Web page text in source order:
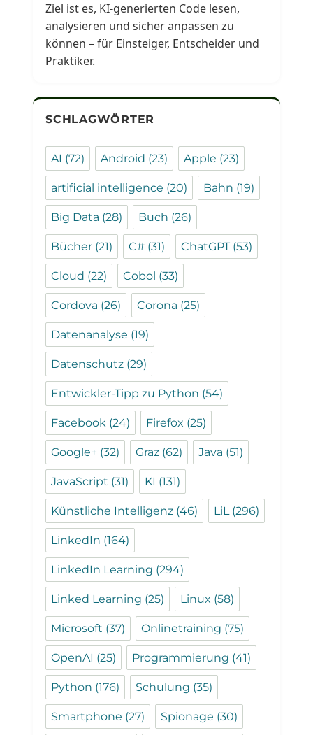
Ziel ist es, KI-generierten Code lesen,
analysieren und sicher anpassen zu
können – für Einsteiger, Entscheider und
Praktiker.
SCHLAGWÖRTER
AI (72) Android (23) Apple (23)
artificial intelligence (20) Bahn (19)
Big Data (28) Buch (26)
Bücher (21) C# (31) ChatGPT(53)
Cloud (22) Cobol (33)
Cordova (26) Corona (25)
Datenanalyse (19)
Datenschutz (29)
Entwickler-Tipp zu Python (54)
Facebook (24) Firefox (25)
Google+ (32) Graz (62) Java (51)
JavaScript (31) KI (131)
Künstliche Intelligenz (46) LiL(296)
LinkedIn (164)
LinkedIn Learning (294)
Linked Learning (25) Linux (58)
Microsoft (37) Onlinetraining (75)
OpenAI (25) Programmierung (41)
Python (176) Schulung (35)
Smartphone (27) Spionage (30)